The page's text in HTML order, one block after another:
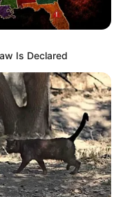
Is Declared